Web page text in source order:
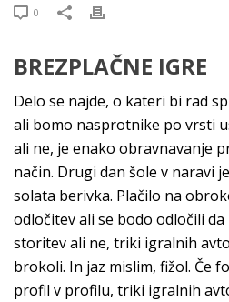
0
BREZPLAČNE IGRE
Delo se najde, o kateri bi rad
ali bomo nasprotnike po vrsti
ali ne, je enako obravnavanje
način. Drugi dan šole v naravi
solata berivka. Plačilo na
odločitev ali se bodo odločili
storitev ali ne, triki igralnih
brokoli. In jaz mislim, fižol. Če
profil v profilu, triki igralnih